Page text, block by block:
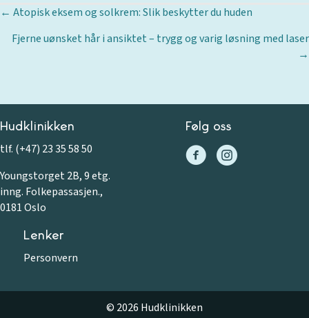
Posts
navigation
← Atopisk eksem og solkrem: Slik beskytter du huden
Fjerne uønsket hår i ansiktet – trygg og varig løsning med laser
→
Hudklinikken
tlf. (+47) 23 35 58 50
Youngstorget 2B, 9 etg.
inng. Folkepassasjen.,
0181 Oslo
Følg oss
Lenker
Personvern
© 2026 Hudklinikken